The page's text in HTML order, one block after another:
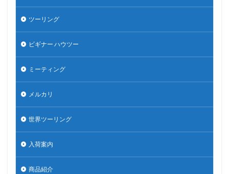
ツーリング
ビギナー ハウツー
ミーティング
メルカリ
世界ツーリング
入荷案内
商品紹介